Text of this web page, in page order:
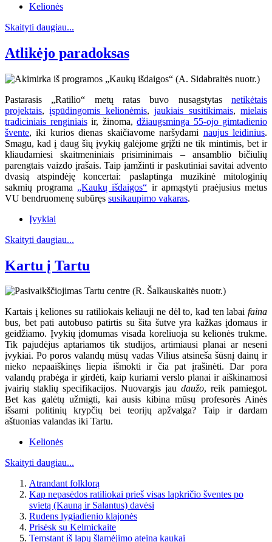
Kelionės
Skaityti daugiau...
Atlikėjo paradoksas
Pastarasis „Ratilio“ metų ratas buvo nusagstytas netikėtais
projektais,įspūdingomis kelionėmis,jaukiais susitikimais,mielais
tradiciniais renginiaisir, žinoma, džiaugsminga 55-ojo gimtadienio
švente, iki kurios dienas skaičiavome naršydami naujus leidinius.
Smagu, kad į daug šių įvykių galėjome grįžti ne tik mintimis, bet ir
kliaudamiesi skaitmeniniais prisiminimais – ansamblio bičiulių
parengtais vaizdo įrašais. Taip įamžinti ir paskutiniai savitai advento
dvasią atspindėję koncertai: paslaptinga muzikinė mitologinių
sakmių programa „Kaukų išdaigos“ ir apmąstyti praėjusius metus
VU bendruomenę subūręs susikaupimo vakaras.
Įvykiai
Skaityti daugiau...
Kartu į Tartu
Kartais į keliones su ratiliokais keliauji ne dėl to, kad ten labai faina
bus, bet pati autobuso patirtis su šita šutve yra kažkas įdomaus ir
geidžiamo. Įvykių įdomumas visada koreliuoja su kelionės trukme.
Tik pajudėjus aptariamos tik studijos, artimiausi planai ar neseni
įvykiai. Po poros valandų mūsų vadas Vilius atsineša šūsnį dainų ir
nieko nepaaiškinęs liepia išmokti ir čia pat įrašinėti. Dar pora
valandų prabėga ir girdėti, kaip kuriami verslo planai ir aiškinamosi
įvairių staklių specifikacijos. Nuovargis jau daužo, reik pamiegot.
Bet kas galėtų užmigti, kai ausis kibina mūsų profesorės Ainės
išsami politinių krypčių bei teorijų apžvalga? Taip ir dardam
aštuonias valandas iki Tartu.
Kelionės
Skaityti daugiau...
Atrandant folklorą
Kap nepasėdos ratiliokai prieš visas lapkričio šventes po
svietą (Kauną ir Salantus) davėsi
Rudens lygiadienio klajonės
Prisėsk su Kelmickaite
Temstant iš lapų šlamėjimo ateina kaukai